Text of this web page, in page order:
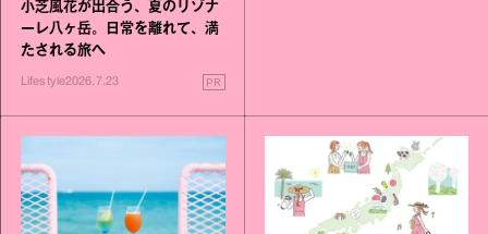
小芝風花が出合う、夏のリゾナ
ーレ八ヶ岳。日常を離れて、満
たされる旅へ
Lifestyle2026.7.23 PR